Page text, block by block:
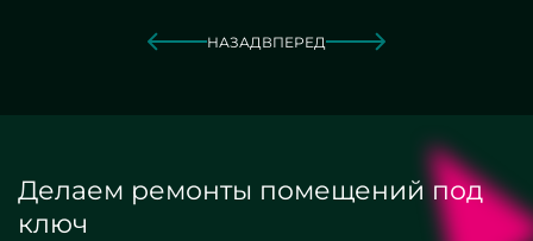
НАЗАД ВПЕРЕД
Делаем ремонты помещений под
ключ